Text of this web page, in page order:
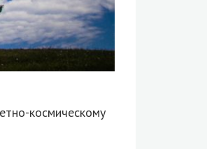
космическому